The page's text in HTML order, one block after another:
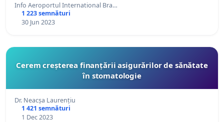
Info Aeroportul International Bra…
1 223 semnături
30 Jun 2023
Cerem creșterea finanțării asigurărilor de sănătate
în stomatologie
Dr. Neacșa Laurențiu
1 421 semnături
1 Dec 2023